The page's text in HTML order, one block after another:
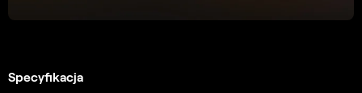
Specyfikacja